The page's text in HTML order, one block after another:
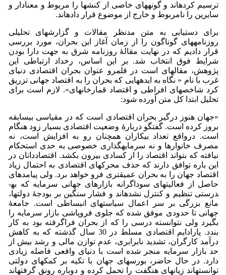
ترسیم کرده­اند و گونه­های خاصی از کنش­ها را مربوط و معنا­دار و
سایرین را نامربوط و خارج از موضوع قرار داده­اند.
برای دستیابی به متن مدنظر مقالات و گزارش­های تحلیلی
روزنامه­های گوناگون را از زمان آغاز این بحران، مورد بررسی
قرار دادیم که در نهایت مقالۀ روزنامه شرق به جهت دارا بودن
شرایط فوق انتخاب شد. بر این اساس، رخداد ارتباطی این
پژوهش، مقاله­ای است در قلمرو عنوان بحران اقتصادی دنیای
غرب با نام « نگاه به ایده­هایی که بحران را به اقتصاد جهانی تزریق
کرد شاخص­های افراطی و اقتصاد قمارخانه­ای». لازم است برای
تحلیل ابتدا کل متن آورده شود:
«جهان هنوز درگیر بحران اقتصادی است که در مقیاسی بی­سابقه
بروز کرده است. گفتگو دربارۀ وضعیت اقتصادی بسیار زود هنگام
است. درواقع تعداد بیکاران همچنان رو به افزایش است، نه
مصرف خانوارها و نه سرمایه­گذاری خصوصی به حدی استحکام
نیافته که بتواند اقتصاد را از کسادی بیرون بکشد. اقتصاددانان در
این باره توافق دارند که حذف محرک­های اقتصادی به احتمال زیاد
اقتصاد جهان را به بحران عمیق­تری فرو خواهد برد. ولی پیامدهای
حاصل از فعالیت­های سوداگرانه بازارهای جهانی سرمایه که به­
درستی تنظیم و کنترل نشده­اند و فشار سنگین بر بودجۀ دولت­ها،
مانع بزرگی بر سر اعمال سیاست­های انبساطی است. جامعۀ
جهانی تا حدودی موفق شده که جلوی فروپاشی بازار سرمایه را
بگیرد ولی نتوانسته درسی را که از بحران فراگرفته بود به کار
بندد. پارادایم اقتصادی مسلط در 30 سال گذشته که به کاهش
درآمد کارگران، تشدید نابرابری، عدم توازن مالی و رشد بیش از
حد بازار سرمایه منجر شده است با دنیای واقعی فاصله زیادی
دارد. در حال حاضر، بورس­های جهان با تکیه بر کمک­های دولتی
توانسته­اند زیان­های هنگفت را تحمل کرده و دوباره رونق گرفته­اند